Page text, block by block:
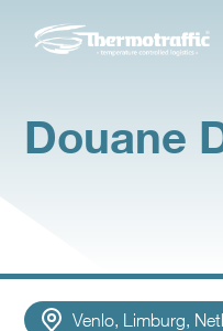
Douane
Venlo, Limburg,